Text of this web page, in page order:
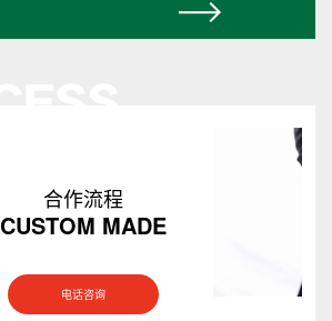
合作流程
CUSTOM MADE
电话咨询